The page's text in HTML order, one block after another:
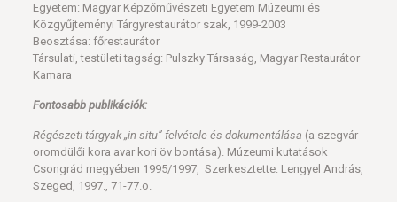
Egyetem: Magyar Képzőművészeti Egyetem Múzeumi és
Közgyűjteményi Tárgyrestaurátor szak, 1999-2003
Beosztása: főrestaurátor
Társulati, testületi tagság: Pulszky Társaság, Magyar Restaurátor
Kamara
Fontosabb publikációk:
Régészeti tárgyak „in situ” felvétele és dokumentálása (a szegvár-
oromdülői kora avar kori öv bontása). Múzeumi kutatások
Csongrád megyében 1995/1997, Szerkesztette: Lengyel András,
Szeged, 1997., 71-77.o.